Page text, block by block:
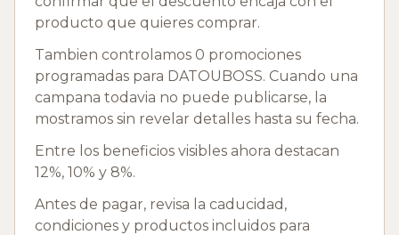
producto que quieres comprar.
Tambien controlamos 0 promociones
programadas para DATOUBOSS. Cuando una
campana todavia no puede publicarse, la
mostramos sin revelar detalles hasta su fecha.
Entre los beneficios visibles ahora destacan
12%, 10% y 8%.
Antes de pagar, revisa la caducidad,
condiciones y productos incluidos para